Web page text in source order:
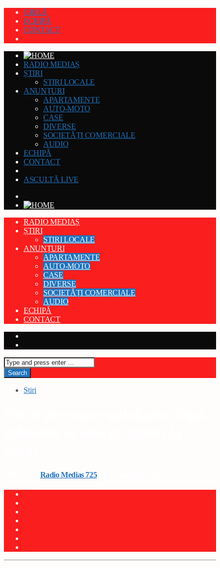
GRILĂ
ECHIPĂ
CONTACT
RADIO MEDIAȘ
ȘTIRI
STIRI LOCALE
ANUNȚURI
APARTAMENTE
AUTO-MOTO
CASE
DIVERSE
SOCIETĂȚI COMERCIALE
AUDIO
ECHIPĂ
CONTACT
ASCULTĂ LIVE
RADIO MEDIAȘ
ȘTIRI
STIRI LOCALE
ANUNȚURI
APARTAMENTE
AUTO-MOTO
CASE
DIVERSE
SOCIETĂȚI COMERCIALE
AUDIO
ECHIPĂ
CONTACT
Stiri
Radio Medias 725on 2 noiembrie 2025